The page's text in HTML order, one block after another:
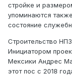
стройке и
упоминаются
состояние
Строительство
Инициатором
Мексики Андрес
этот пос с 2018